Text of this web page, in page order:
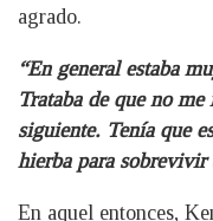
agrado.
“En general estaba
Trataba de que no
siguiente. Tenía que
hierba para sobrevivir
En aquel entonces,